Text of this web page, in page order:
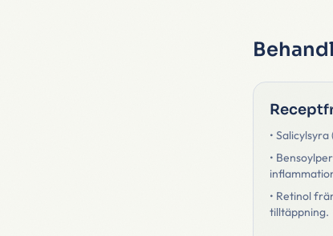
•
•
• Retinol
tilltäppning.